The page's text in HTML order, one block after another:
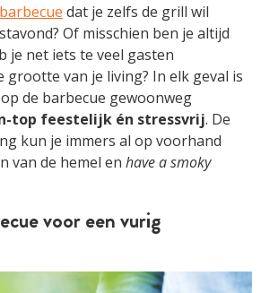
barbecue dat je zelfs de grill wil
Of misschien ben je altijd
je net iets te veel gasten
grootte van je living? In elk geval is
de barbecue gewoonweg
top feestelijk én stressvrij. De
kun je immers al op voorhand
van de hemel en have a smoky
voor een vurig